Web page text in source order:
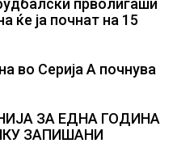
прволигаши
ќе ја почнат на 15
во Серија А почнува
ЗА ЕДНА ГОДИНА
ЗАПИШАНИ